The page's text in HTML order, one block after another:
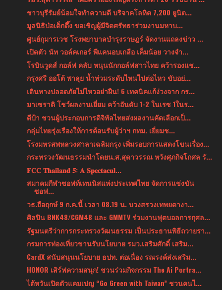
ชาวบุรีรัมย์น้อมใจทำความดี บริจาคโลหิต 7,200 ยูนิต...
มูลนิธิป่อเต็กตึ๊ง ขอเชิญผู้มีจิตศรัทธาร่วมงานมหาบ...
ศูนย์กุมารเวช โรงพยาบาลบำรุงราษฎร์ จัดงานแถลงข่าว ...
เปิดตัว นัท วอล์คเกอร์ พีแคนอบเกลือ เค็มน้อย วางจำ...
โรบินวูดส์ กอล์ฟ คลับ หนุนนักกอล์ฟสาวไทย คว้ารองแช...
กรุงศรี ออโต้ พาลุย น้ำท่วมระดับไหนไปต่อไหว ขับอย่...
เดินทางปลอดภัยไม่ไหวอย่าฝืน! 6 เทคนิคแก้ง่วงจาก กร...
มาเซราติ โชว์ผลงานเยี่ยม คว้าอันดับ 1-2 ในเรซ 1ในร...
ดีป้า ชวนผู้ประกอบการดิจิทัลไทยส่งผลงานคัดเลือกเป็...
กลุ่มไทยรุ่งเรืองให้การต้อนรับผู้ว่าฯ กทม. เยี่ยมช...
โรงมหรสพหลวงศาลาเฉลิมกรุง เพิ่มรอบการแสดงโขนเรื่อง...
กระทรวงวัฒนธรรมนำโดยน.ส.สุดาวรรณ หวังศุภกิจโกศล รั...
𝐅𝐂𝐂 𝐓𝐡𝐚𝐢𝐥𝐚𝐧𝐝 𝟓: 𝐀 𝐒𝐩𝐞𝐜𝐭𝐚𝐜𝐮𝐥...
สมาคมกีฬาซอฟท์เทนนิสแห่งประเทศไทย จัดการแข่งขัน
ซอฟ...
วธ.ถือฤกษ์ 9 ก.ค.นี้ เวลา 08.19 น. บวงสรวงเทพยดางา...
ศิลปิน BNK48/CGM48 และ GMMTV ร่วมงานฟุตบอลการกุศล...
รัฐมนตรีว่าการกระทรวงวัฒนธรรม เป็นประธานพิธีถวายรา...
กรมการท่องเที่ยวขานรับนโยบาย รมว.เสริมศักดิ์ เสริม...
CardX สนับสนุนนโยบาย ธปท. ต่อเนื่อง รณรงค์ส่งเสริม...
HONOR เสิร์ฟความสนุก! ชวนร่วมกิจกรรม The Ai Portra...
ไต้หวันเปิดตัวแคมเปญ “Go Green with Taiwan” ชวนคนไ...